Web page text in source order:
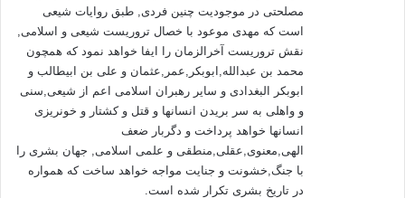
«قَالَ رَبِّ بِمَا أَغْوَيْتَنِي لأُزَيِّنَنَّ لَهُمْ فِي الأَرْضِ وَلأُغْوِيَنَّهُمْ أَجْمَعِينَ ‏»
«‏گفت: پروردگارا! به سبب اين كه (به خاطر اين انسان) مرا گمراه
ساختي، (معاصي و اعمال زشت را) در زمين برايشان مي‌آرايم و
جملگي آنان را گمراه مي‌نمايم.»
«قَالَ فَبِعِزَّتِكَ لَأُغْوِيَنَّهُمْ أَجْمَعِينَ ‏» (ص/82)
مصلحتی در موجودیت چنین فردی, طبق روایات شیعی
است که مهدی موعود با خصال تروریست شیعی و اسلامی,
نقش تروریست آخرالزمان را ایفا خواهد نمود که همچون
محمد بن عبدالله,ابوبکر,عمر,عثمان و علی بن ابیطالب و
ابوبکر البغدادی و سایر رهبران اسلامی اعم از شیعی,سنی
و واهلی به سر بریدن انسانها و قتل و کشتار و خونریزی
انسانها خواهد پرداخت و دگربار ضعف
الهی,معنوی,عقلی,منطقی و علمی اسلامی, جهان بشری را
با جنگ,خشونت و جنایت مواجه خواهد ساخت که همواره
در تاریخ بشری تکرار شده است.